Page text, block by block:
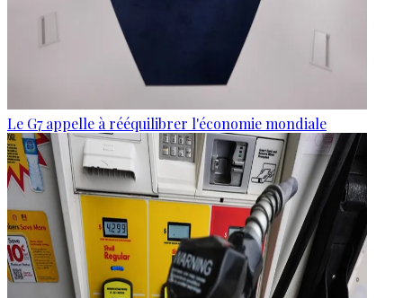
Le G7 appelle à rééquilibrer l'économie mondiale